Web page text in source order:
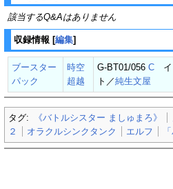
該当するQ&Aはありません
収録情報 [編集]
ブースター
パック
時空
超越
G-BT01/056 C イ
ト／純生文屋
タグ: 《バトルシスター ましゅまろ》
２
オラクルシンクタンク エルフ